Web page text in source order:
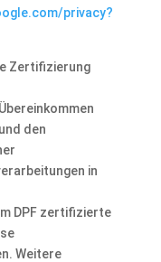
privacy?
Zertifizierung
den
in
DPF zertifizierte
Weitere